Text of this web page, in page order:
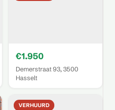
€1.950
Demerstraat 93, 3500
Hasselt
VERHUURD